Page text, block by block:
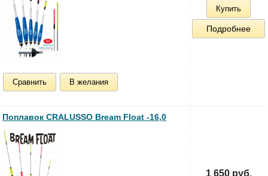
Сравнить В желания
Купить
Подробнее
Поплавок CRALUSSO Bream Float -16,0
1 650 руб.